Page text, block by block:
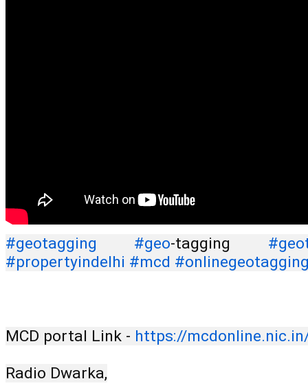
#geotagging #geo-tagging
#propertyindelhi #mcd
MCD portal Link - https://
Radio Dwarka,